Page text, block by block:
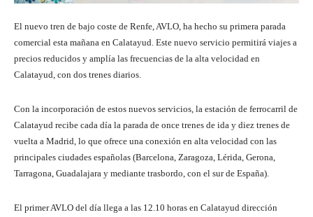
El nuevo tren de bajo coste de Renfe, AVLO, ha hecho su primera parada
comercial esta mañana en Calatayud. Este nuevo servicio permitirá viajes a
precios reducidos y amplía las frecuencias de la alta velocidad en
Calatayud, con dos trenes diarios.
Con la incorporación de estos nuevos servicios, la estación de ferrocarril de
Calatayud recibe cada día la parada de once trenes de ida y diez trenes de
vuelta a Madrid, lo que ofrece una conexión en alta velocidad con las
principales ciudades españolas (Barcelona, Zaragoza, Lérida, Gerona,
Tarragona, Guadalajara y mediante trasbordo, con el sur de España).
El primer AVLO del día llega a las 12.10 horas en Calatayud dirección